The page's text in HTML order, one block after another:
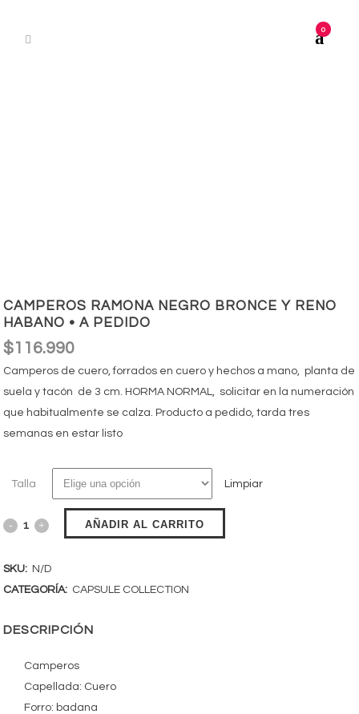
0
CAMPEROS RAMONA NEGRO BRONCE Y RENO
HABANO • A PEDIDO
$116.990
Camperos de cuero, forrados en cuero y hechos a mano, planta de
suela y tacón de 3 cm. HORMA NORMAL, solicitar en la numeración
que habitualmente se calza. Producto a pedido, tarda tres
semanas en estar listo
Talla Limpiar
AÑADIR AL CARRITO
SKU: N/D
CATEGORÍA: CAPSULE COLLECTION
DESCRIPCIÓN
Camperos
Capellada: Cuero
Forro: badana